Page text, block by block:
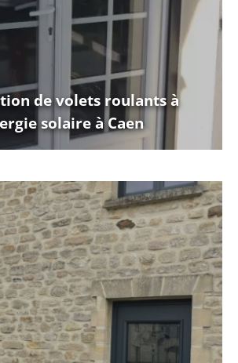
de volets roulants à
solaire à Caen